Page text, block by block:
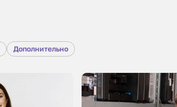
Дополнительно